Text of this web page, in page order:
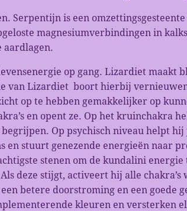
Serpentijn is een
magnesiumverbindingen in
aardlagen.
op gang. Lizardiet maakt
van Lizardiet boort hierbij
op te hebben gemakkelijker op
en opent ze. Op het kruinchakra
Op psychisch niveau helpt
en stuurt genezende energieën naar
stenen om de kundalini
deze stijgt, activeert hij alle
betere doorstroming en een goede
kleuren en versterken